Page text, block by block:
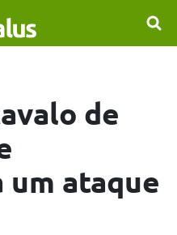
de
um ataque